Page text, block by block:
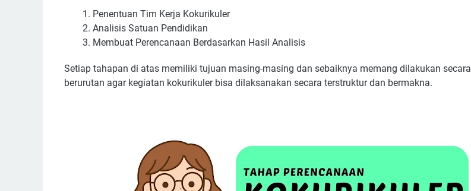
Penentuan Tim Kerja Kokurikuler
Analisis Satuan Pendidikan
Membuat Perencanaan Berdasarkan Hasil Analisis
Setiap tahapan di atas memiliki tujuan masing-masing dan sebaiknya memang dilakukan secara
berurutan agar kegiatan kokurikuler bisa dilaksanakan secara terstruktur dan bermakna.